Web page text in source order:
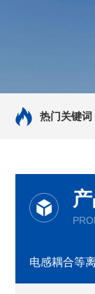
热门关键词
电感耦合等